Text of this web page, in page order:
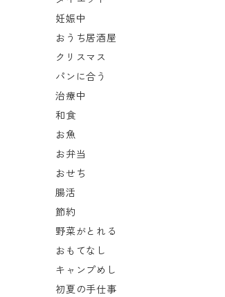
妊娠中
おうち居酒屋
クリスマス
パンに合う
治療中
和食
お魚
お弁当
おせち
腸活
節約
野菜がとれる
おもてなし
キャンプめし
初夏の手仕事